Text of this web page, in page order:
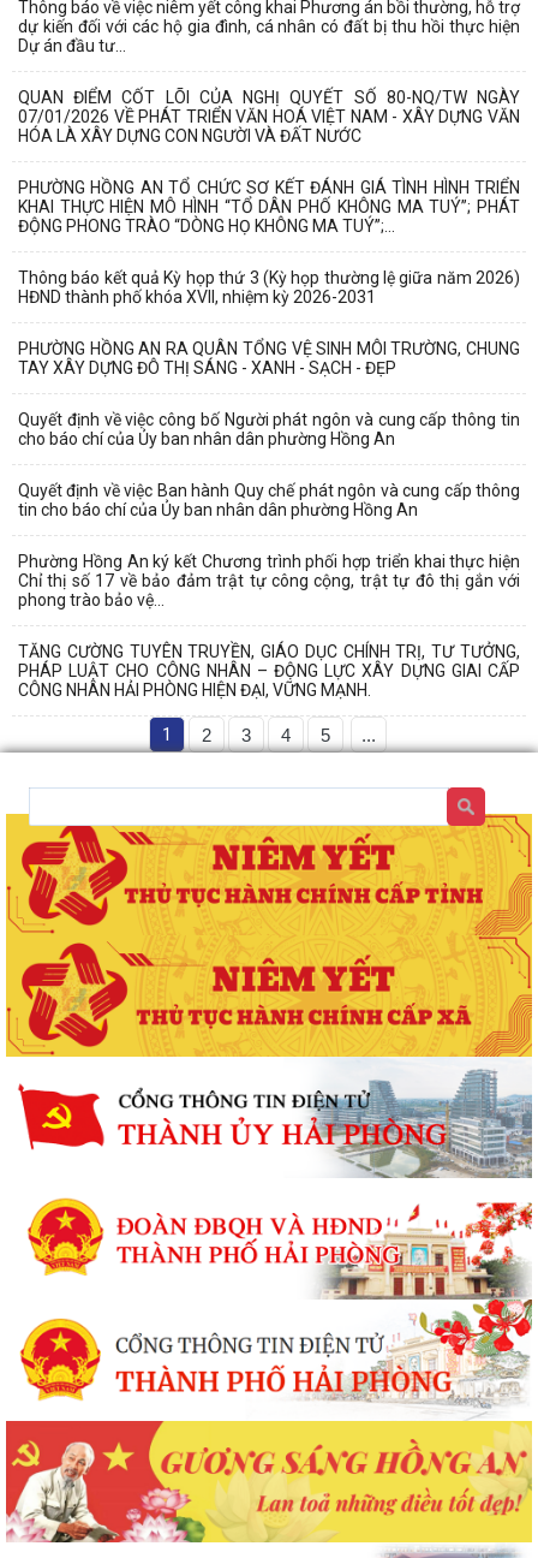
Thông báo về việc niêm yết công khai Phương án bồi thường, hỗ trợ
dự kiến đối với các hộ gia đình, cá nhân có đất bị thu hồi thực hiện
Dự án đầu tư...
QUAN ĐIỂM CỐT LÕI CỦA NGHỊ QUYẾT SỐ 80-NQ/TW NGÀY
07/01/2026 VỀ PHÁT TRIỂN VĂN HOÁ VIỆT NAM - XÂY DỰNG VĂN
HÓA LÀ XÂY DỰNG CON NGƯỜI VÀ ĐẤT NƯỚC
PHƯỜNG HỒNG AN TỔ CHỨC SƠ KẾT ĐÁNH GIÁ TÌNH HÌNH TRIỂN
KHAI THỰC HIỆN MÔ HÌNH “TỔ DÂN PHỐ KHÔNG MA TUÝ”; PHÁT
ĐỘNG PHONG TRÀO “DÒNG HỌ KHÔNG MA TUÝ”;...
Thông báo kết quả Kỳ họp thứ 3 (Kỳ họp thường lệ giữa năm 2026)
HĐND thành phố khóa XVII, nhiệm kỳ 2026-2031
PHƯỜNG HỒNG AN RA QUÂN TỔNG VỆ SINH MÔI TRƯỜNG, CHUNG
TAY XÂY DỰNG ĐÔ THỊ SÁNG - XANH - SẠCH - ĐẸP
Quyết định về việc công bố Người phát ngôn và cung cấp thông tin
cho báo chí của Ủy ban nhân dân phường Hồng An
Quyết định về việc Ban hành Quy chế phát ngôn và cung cấp thông
tin cho báo chí của Ủy ban nhân dân phường Hồng An
Phường Hồng An ký kết Chương trình phối hợp triển khai thực hiện
Chỉ thị số 17 về bảo đảm trật tự công cộng, trật tự đô thị gắn với
phong trào bảo vệ...
TĂNG CƯỜNG TUYÊN TRUYỀN, GIÁO DỤC CHÍNH TRỊ, TƯ TƯỞNG,
PHÁP LUẬT CHO CÔNG NHÂN – ĐỘNG LỰC XÂY DỰNG GIAI CẤP
CÔNG NHÂN HẢI PHÒNG HIỆN ĐẠI, VỮNG MẠNH.
1 2 3 4 5 ...